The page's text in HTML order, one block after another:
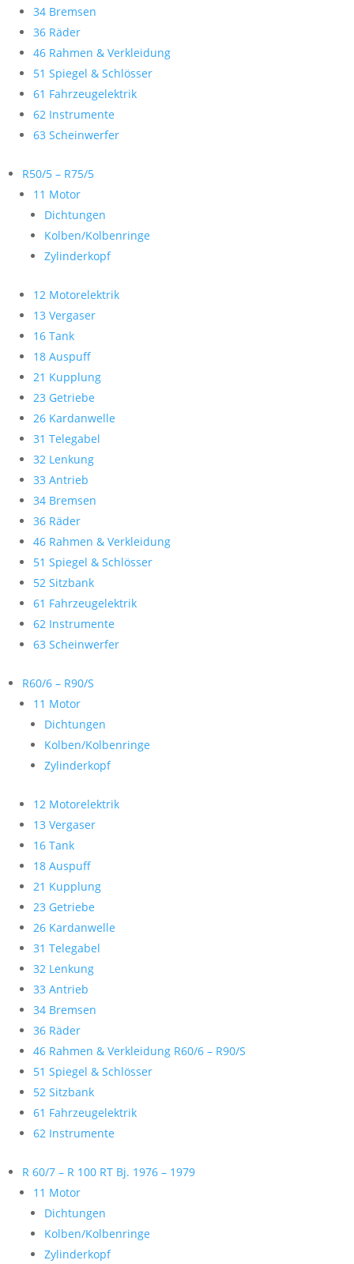
34 Bremsen
36 Räder
46 Rahmen & Verkleidung
51 Spiegel & Schlösser
61 Fahrzeugelektrik
62 Instrumente
63 Scheinwerfer
R50/5 – R75/5
11 Motor
Dichtungen
Kolben/Kolbenringe
Zylinderkopf
12 Motorelektrik
13 Vergaser
16 Tank
18 Auspuff
21 Kupplung
23 Getriebe
26 Kardanwelle
31 Telegabel
32 Lenkung
33 Antrieb
34 Bremsen
36 Räder
46 Rahmen & Verkleidung
51 Spiegel & Schlösser
52 Sitzbank
61 Fahrzeugelektrik
62 Instrumente
63 Scheinwerfer
R60/6 – R90/S
11 Motor
Dichtungen
Kolben/Kolbenringe
Zylinderkopf
12 Motorelektrik
13 Vergaser
16 Tank
18 Auspuff
21 Kupplung
23 Getriebe
26 Kardanwelle
31 Telegabel
32 Lenkung
33 Antrieb
34 Bremsen
36 Räder
46 Rahmen & Verkleidung R60/6 – R90/S
51 Spiegel & Schlösser
52 Sitzbank
61 Fahrzeugelektrik
62 Instrumente
R 60/7 – R 100 RT Bj. 1976 – 1979
11 Motor
Dichtungen
Kolben/Kolbenringe
Zylinderkopf